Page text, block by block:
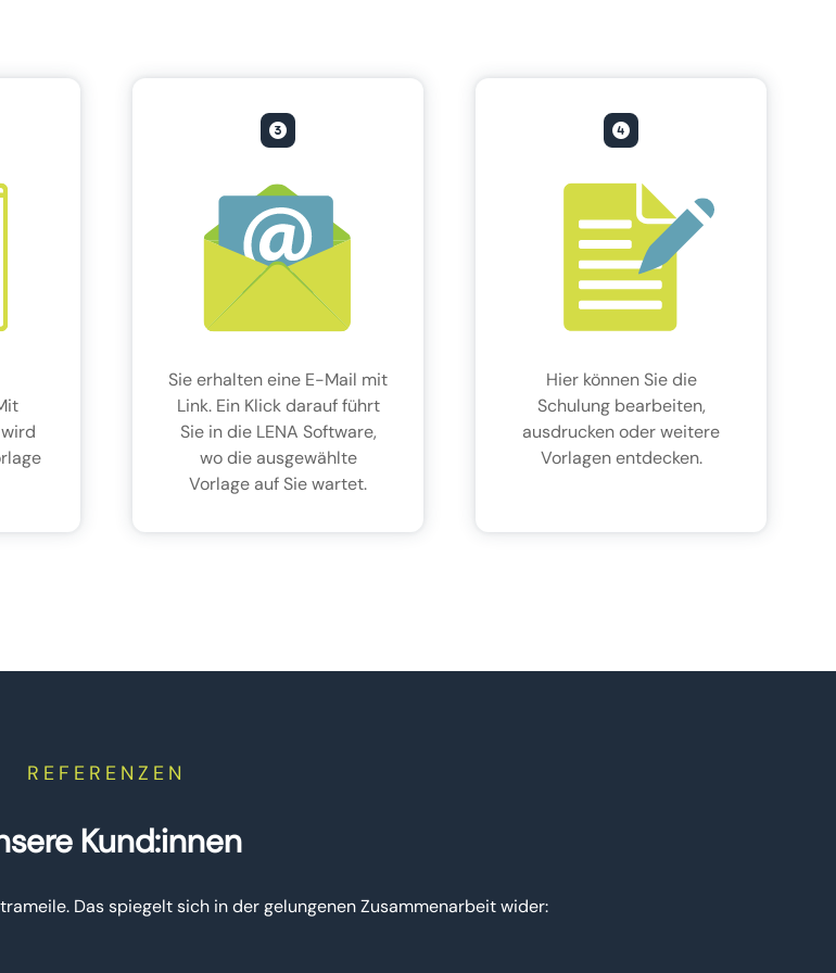
Sie erhalten eine E-Mail mit
Link. Ein Klick darauf führt
Sie in die LENA Software,
wo die ausgewählte
Vorlage auf Sie wartet.
Hier können Sie die
Schulung bearbeiten,
ausdrucken oder weitere
Vorlagen entdecken.
REFERENZEN
Kund:innen
Das spiegelt sich in der gelungenen Zusammenarbeit wider: